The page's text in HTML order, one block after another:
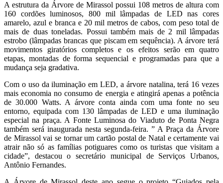
A estrutura da Árvore de Mirassol possui 108 metros de altura com
160 cordões luminosos, 800 mil lâmpadas de LED nas cores
amarelo, azul e branca e 20 mil metros de cabos, com peso total de
mais de duas toneladas. Possui também mais de 2 mil lâmpadas
estrobo (lâmpadas brancas que piscam em sequência). A árvore terá
movimentos giratórios completos e os efeitos serão em quatro
etapas, montadas de forma sequencial e programadas para que a
mudança seja gradativa.
Com o uso da iluminação em LED, a árvore natalina, terá 16 vezes
mais economia no consumo de energia e atingirá apenas a potência
de 30.000 Watts. A árvore conta ainda com uma fonte no seu
entorno, equipada com 130 lâmpadas de LED e uma iluminação
especial na praça. A Fonte Luminosa do Viaduto de Ponta Negra
também será inaugurada nesta segunda-feira. ” A Praça da Árvore
de Mirassol vai se tornar um cartão postal de Natal e certamente vai
atrair não só as famílias potiguares como os turistas que visitam a
cidade”, destacou o secretário municipal de Serviços Urbanos,
Antônio Fernandes.